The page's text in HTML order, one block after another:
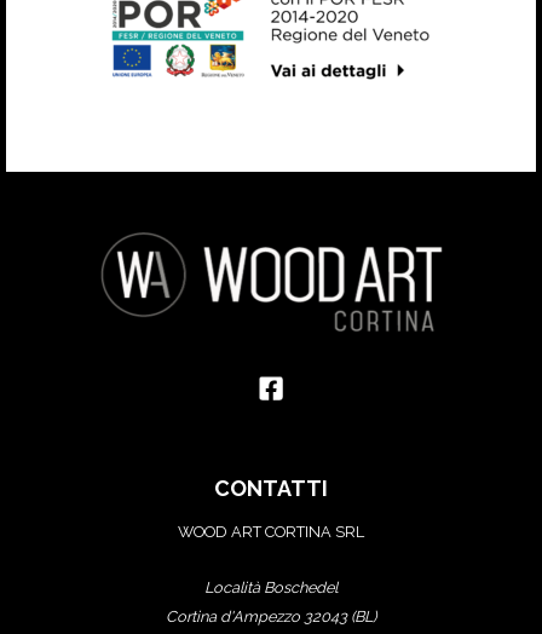
CONTATTI
WOOD ART CORTINA SRL
Località Boschedel
Cortina d'Ampezzo 32043 (BL)